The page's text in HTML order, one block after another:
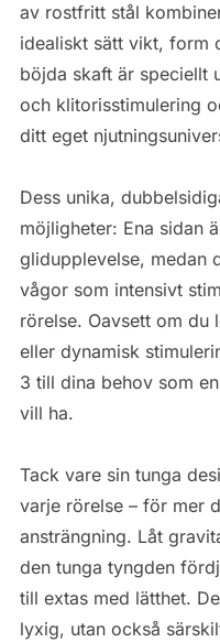
av rostfritt stål
idealiskt sätt vikt, form
böjda skaft är speciellt
och klitorisstimulering
ditt eget
Dess unika,
möjligheter: Ena sidan
glidupplevelse, medan
vågor som intensivt
rörelse. Oavsett om du
eller dynamisk
3 till dina behov som
vill ha.
Tack vare sin tunga
varje rörelse – för mer
ansträngning. Låt
den tunga tyngden
till extas med lätthet.
lyxig, utan också